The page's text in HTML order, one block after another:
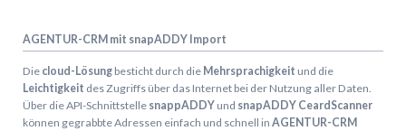
AGENTUR-CRM mit snapADDY Import
Diecloud-Lösungbesticht durch die Mehrsprachigkeit und die
Leichtigkeit des Zugriffs über das Internet bei der Nutzung aller Daten.
Über die API-Schnittstelle snappADDYund snapADDY CeardScanner
können gegrabbte Adressen einfach und schnell in AGENTUR-CRM